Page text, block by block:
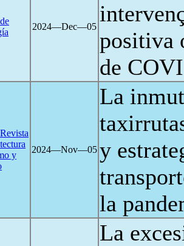
2024―Dec―05
positiva
de
y
2024―Nov―05
La
y
la
La